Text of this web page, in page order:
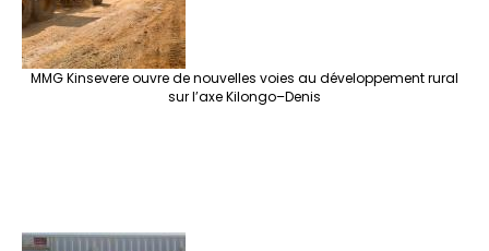
MMG Kinsevere ouvre de nouvelles voies au développement rural
sur l’axe Kilongo–Denis